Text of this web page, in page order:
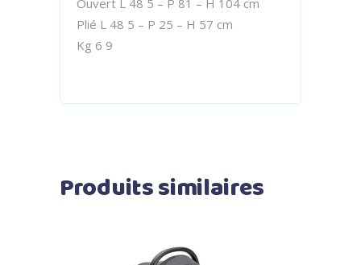
Plié L 48 5 – P 25 – H 57 cm
Kg 6 9
Produits similaires